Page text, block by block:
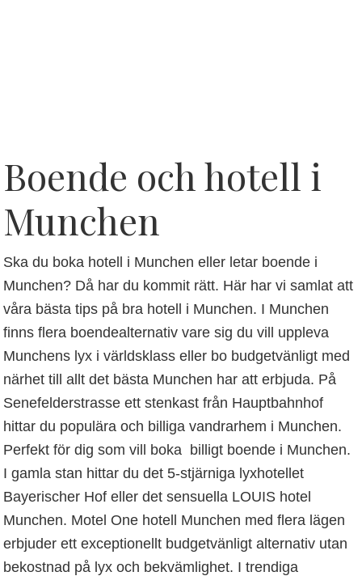
Boende och hotell i
Munchen
Ska du boka hotell i Munchen eller letar boende i
Munchen? Då har du kommit rätt. Här har vi samlat att
våra bästa tips på bra hotell i Munchen. I Munchen
finns flera boendealternativ vare sig du vill uppleva
Munchens lyx i världsklass eller bo budgetvänligt med
närhet till allt det bästa Munchen har att erbjuda. På
Senefelderstrasse ett stenkast från Hauptbahnhof
hittar du populära och billiga vandrarhem i Munchen.
Perfekt för dig som vill boka billigt boende i Munchen.
I gamla stan hittar du det 5-stjärniga lyxhotellet
Bayerischer Hof eller det sensuella LOUIS hotel
Munchen. Motel One hotell Munchen med flera lägen
erbjuder ett exceptionellt budgetvänligt alternativ utan
bekostnad på lyx och bekvämlighet. I trendiga